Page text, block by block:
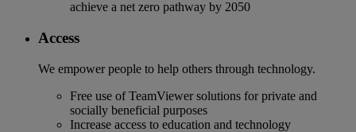
achieve a net zero pathway by 2050
Access
We empower people to help others through technology.
Free use of TeamViewer solutions for private and
socially beneficial purposes
Increase access to education and technology